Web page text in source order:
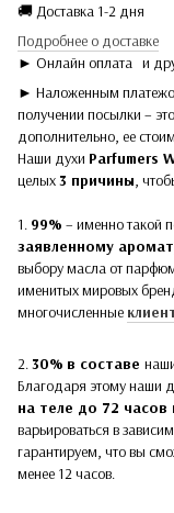
🚚 Доставка 1-2 дня
Подробнее о доставке
► Онлайн оплата и
► Наложенным
получении посылки –
дополнительно, ее
Наши духи Parfumers
целых3 причины,
1. 99% – именно такой
заявленному
выбору масла от
именитых мировых
многочисленные
2.30% в составе
Благодаря этому наши
на теле до 72
варьироваться в
гарантируем, что вы
менее 12 часов.